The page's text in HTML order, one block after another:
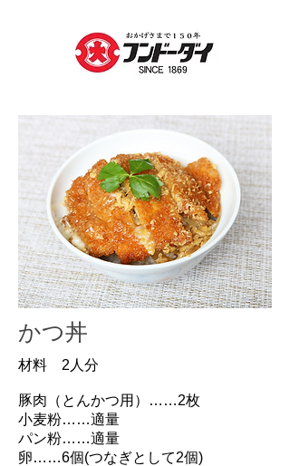
かつ丼
材料 2人分
豚肉（とんかつ用）……2枚
小麦粉……適量
パン粉……適量
卵……6個(つなぎとして2個)